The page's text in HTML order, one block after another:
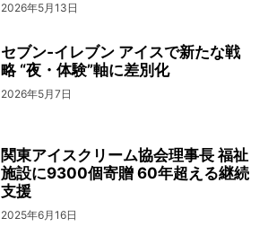
2026年5月13日
セブン‐イレブン アイスで新たな戦
略 “夜・体験”軸に差別化
2026年5月7日
関東アイスクリーム協会理事長 福祉
施設に9300個寄贈 60年超える継続
支援
2025年6月16日